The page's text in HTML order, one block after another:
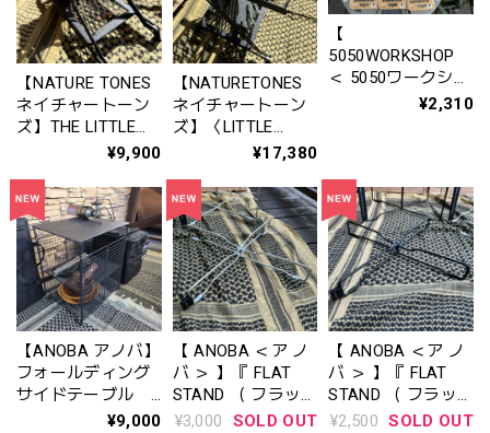
【NATURE TONES
ネイチャートーン
ズ】THE LITTLE
BREAK STAND
イクスタンドミ
ニ）サテンブラッ
ク
¥9,900
【NATURETONES
ネイチャートーン
ズ】〈LITTLE
version 〉リトルブ
レイクスタンド 大
樹version （サテ
ンブラック）
¥17,380
【
5050WORKSHOP
＜ 5050ワークショ
¥2,310
【ANOBA アノバ】
フォールディング
サイドテーブル
商品番号: AN129
¥9,000
【 ANOBA ＜ア ノ
バ ＞ 】『 FLAT
STAND （ フラッ
トスタンド ) 50
¥3,000 SOLD OUT
【 ANOBA ＜ア ノ
バ ＞ 】『 FLAT
STAND （ フラッ
トスタンド ) 50 』
¥2,500 SOLD OUT